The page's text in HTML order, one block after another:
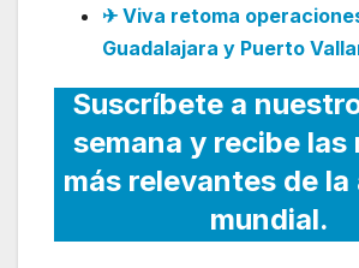
✈ Viva retoma
Guadalajara y Puerto
Suscríbete a
semana y recibe
más relevantes de la
mundial.